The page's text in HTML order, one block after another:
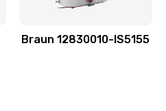
Braun 12830010-IS5155